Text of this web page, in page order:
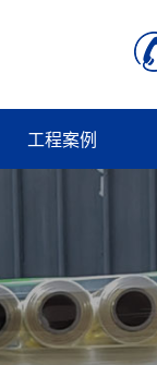
工程案例